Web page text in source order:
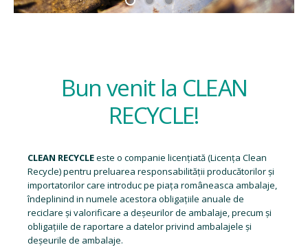
Bun venit la CLEAN
RECYCLE!
CLEAN RECYCLEeste o companie licențiată (Licența Clean
Recycle) pentru preluarea responsabilității producătorilor și
importatorilor care introduc pe piața româneasca ambalaje,
îndeplinind in numele acestora obligațiile anuale de
reciclare și valorificare a deșeurilor de ambalaje, precum și
obligațiile de raportare a datelor privind ambalajele și
deșeurile de ambalaje.